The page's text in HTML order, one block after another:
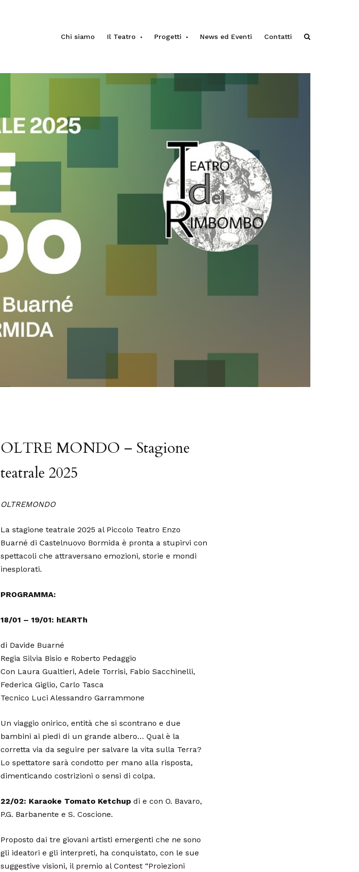
Chi siamo Il Teatro Progetti News ed Eventi Contatti
OLTRE MONDO – Stagione
teatrale 2025
OLTREMONDO
La stagione teatrale 2025 al Piccolo Teatro Enzo
Buarné di Castelnuovo Bormida è pronta a stupirvi con
spettacoli che attraversano emozioni, storie e mondi
inesplorati.
PROGRAMMA:
18/01 – 19/01: hEARTh
di Davide Buarné
Regia Silvia Bisio e Roberto Pedaggio
Con Laura Gualtieri, Adele Torrisi, Fabio Sacchinelli,
Federica Giglio, Carlo Tasca
Tecnico Luci Alessandro Garrammone
Un viaggio onirico, entità che si scontrano e due
bambini ai piedi di un grande albero… Qual è la
corretta via da seguire per salvare la vita sulla Terra?
Lo spettatore sarà condotto per mano alla risposta,
dimenticando costrizioni o sensi di colpa.
22/02: Karaoke Tomato Ketchup di e con O. Bavaro,
P.G. Barbanente e S. Coscione.
Proposto dai tre giovani artisti emergenti che ne sono
gli ideatori e gli interpreti, ha conquistato, con le sue
suggestive visioni, il premio al Contest “Proiezioni